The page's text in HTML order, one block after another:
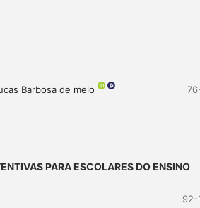
Barbosa de melo
PARA ESCOLARES DO ENSINO
92-